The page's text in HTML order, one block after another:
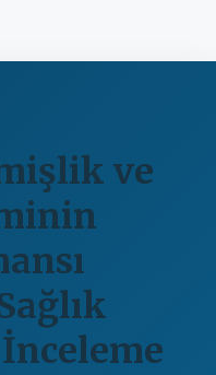
ve